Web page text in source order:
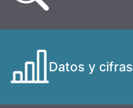
Datos y cifras